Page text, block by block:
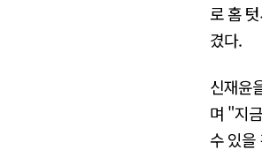
로 홈
겼다.
신재윤
며 "지
수 있을